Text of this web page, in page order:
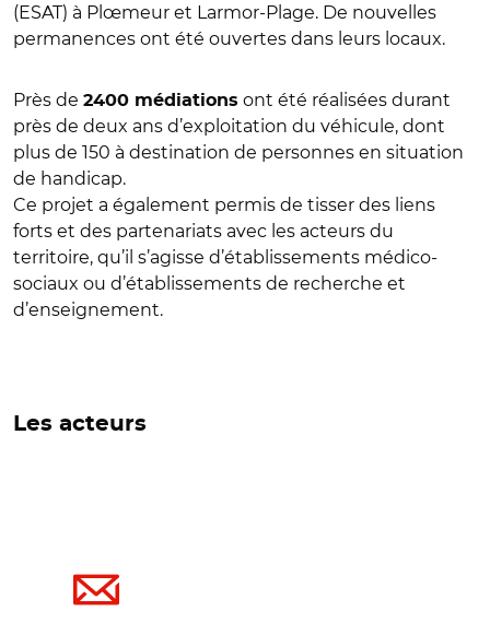
(ESAT) à Plœmeur et Larmor-Plage. De nouvelles
permanences ont été ouvertes dans leurs locaux.
Près de 2400 médiations ont été réalisées durant
près de deux ans d’exploitation du véhicule, dont
plus de 150 à destination de personnes en situation
de handicap.
Ce projet a également permis de tisser des liens
forts et des partenariats avec les acteurs du
territoire, qu’il s’agisse d’établissements médico-
sociaux ou d’établissements de recherche et
d’enseignement.
Les acteurs